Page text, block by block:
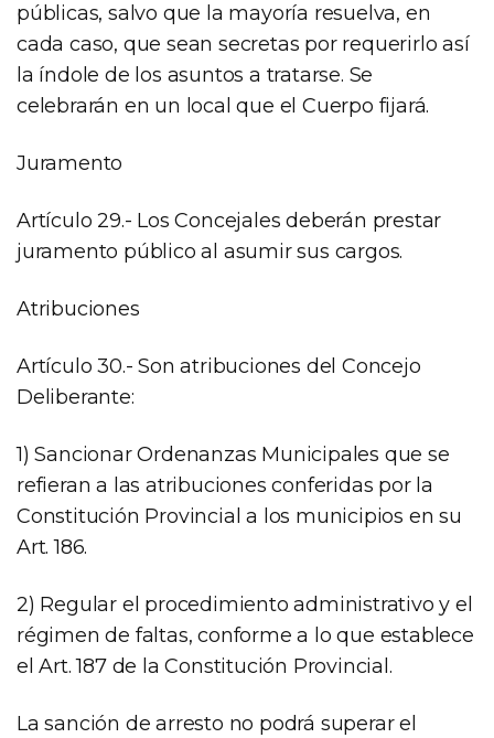
públicas, salvo que la mayoría resuelva, en
cada caso, que sean secretas por requerirlo así
la índole de los asuntos a tratarse. Se
celebrarán en un local que el Cuerpo fijará.
Juramento
Artículo 29.- Los Concejales deberán prestar
juramento público al asumir sus cargos.
Atribuciones
Artículo 30.- Son atribuciones del Concejo
Deliberante:
1) Sancionar Ordenanzas Municipales que se
refieran a las atribuciones conferidas por la
Constitución Provincial a los municipios en su
Art. 186.
2) Regular el procedimiento administrativo y el
régimen de faltas, conforme a lo que establece
el Art. 187 de la Constitución Provincial.
La sanción de arresto no podrá superar el